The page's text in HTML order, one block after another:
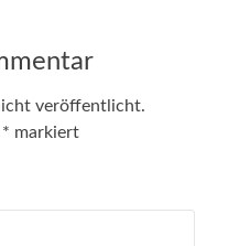
veröffentlicht.
* markiert